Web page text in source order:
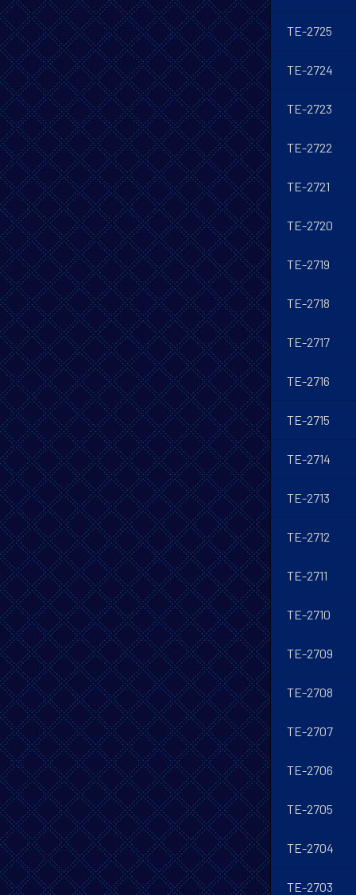
TE-2725
TE-2724
TE-2723
TE-2722
TE-2721
TE-2720
TE-2719
TE-2718
TE-2717
TE-2716
TE-2715
TE-2714
TE-2713
TE-2712
TE-2711
TE-2710
TE-2709
TE-2708
TE-2707
TE-2706
TE-2705
TE-2704
TE-2703